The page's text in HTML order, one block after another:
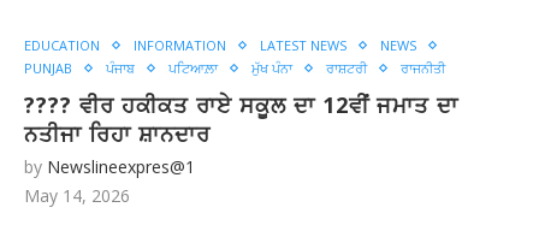
ਦਫ਼ਤਰ ਜਲੰਧਰ ਦੀ ਅਗਵਾਈ ਹੇਠ 10 ਰੋਜ਼ਾ ਅਗਨੀਵੀਰ
ਭਰਤੀ ਰੈਲੀ ਸਫ਼ਲਤਾਪੂਰਵਕ ਸੰਪੰਨ 🚩इमरान
EDUCATION INFORMATION LATEST NEWS
NEWS
PUNJAB
ਪੰਜਾਬ ਪਟਿਆਲ਼ਾ ਮੁੱਖ ਪੰਨਾ ਰਾਸ਼ਟਰੀ ਰਾਜਨੀਤੀ
???? ਵੀਰ ਹਕੀਕਤ ਰਾਏ ਸਕੂਲ ਦਾ 12ਵੀਂ ਜਮਾਤ ਦਾ
ਨਤੀਜਾ ਰਿਹਾ ਸ਼ਾਨਦਾਰ
by Newslineexpres@1
May 14, 2026